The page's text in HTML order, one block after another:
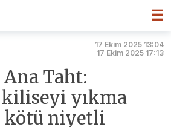
☰
17 Ekim 2025 13:04
17 Ekim 2025 17:13
Taht:
kiliseyi yıkma
kötü niyetli